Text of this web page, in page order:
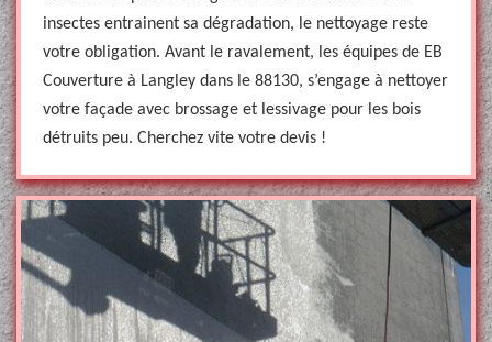
insectes entrainent sa dégradation, le nettoyage reste
votre obligation. Avant le ravalement, les équipes de EB
Couverture à Langley dans le 88130, s’engage à nettoyer
votre façade avec brossage et lessivage pour les bois
détruits peu. Cherchez vite votre devis !